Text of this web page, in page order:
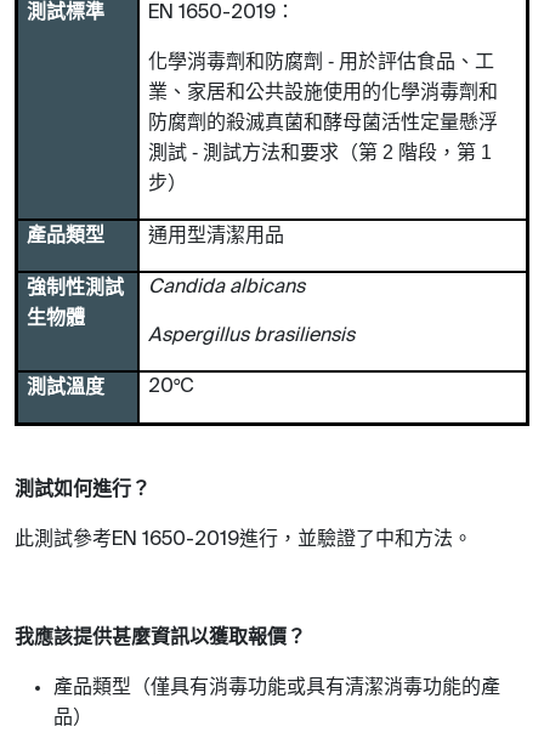
測試標準 EN 1650-2019 ：
化學消毒劑和防腐劑 - 用於評估食品、工
業、家居和公共設施使用的化學消毒劑和
防腐劑的殺滅真菌和酵母菌活性定量懸浮
測試 -測試方法和要求（第 2 階段，第 1
步）
產品類型 通用型清潔用品
強制性測試
生物體
Candida albicans
Aspergillus brasiliensis
測試溫度 20°C
測試如何進行？
此測試參考EN 1650-2019進行，並驗證了中和方法。
我應該提供甚麼資訊以獲取報價？
產品類型（僅具有消毒功能或具有清潔消毒功能的產
品）